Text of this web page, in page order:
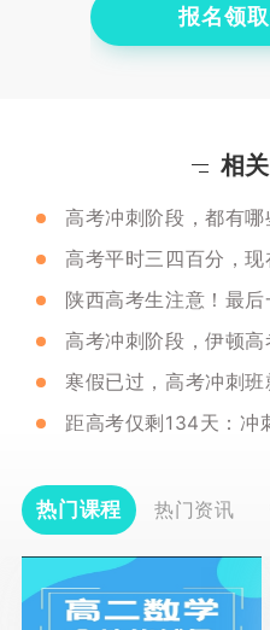
报名领
相
高考冲刺阶段，都有哪
高考平时三四百分，
陕西高考生注意！最
寒假已过，高考冲刺班
距高考仅剩134天：冲
热门课程 热门资讯